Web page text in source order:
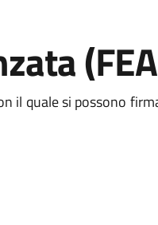
il quale si possono